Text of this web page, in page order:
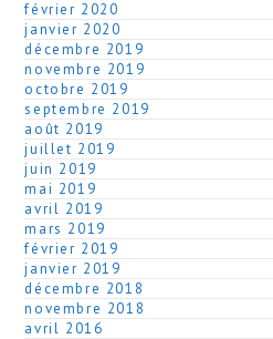
février 2020
janvier 2020
décembre 2019
novembre 2019
octobre 2019
septembre 2019
août 2019
juillet 2019
juin 2019
mai 2019
avril 2019
mars 2019
février 2019
janvier 2019
décembre 2018
novembre 2018
avril 2016